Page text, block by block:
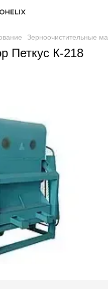
Зерноочистительные
Петкус К-218